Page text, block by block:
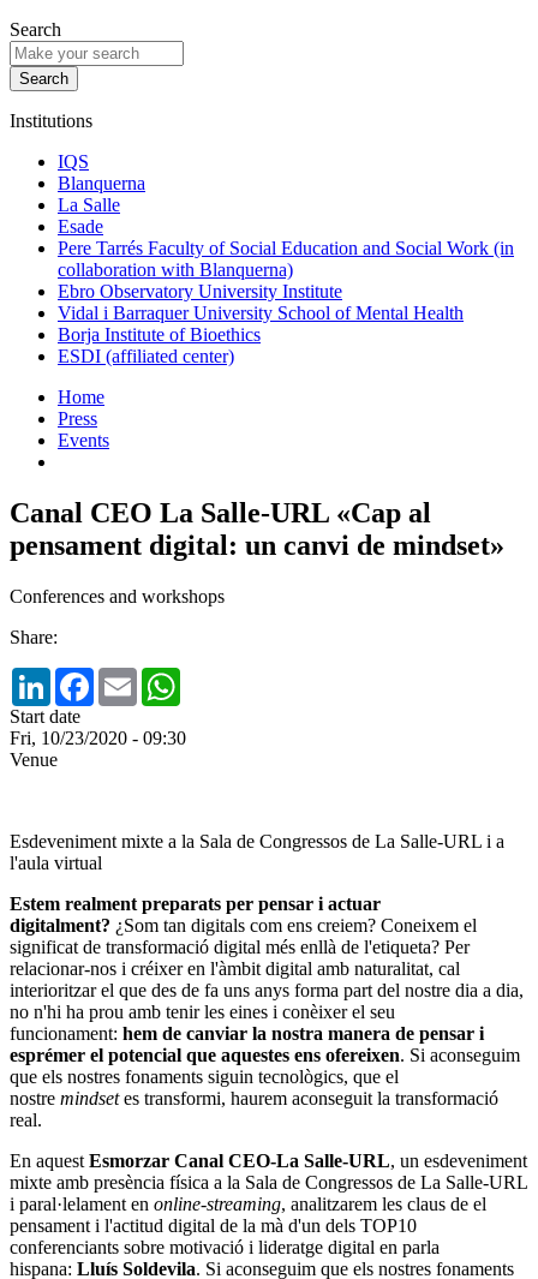
Search
Institutions
IQS
Blanquerna
La Salle
Esade
Pere Tarrés Faculty of Social Education and Social Work (in
collaboration with Blanquerna)
Ebro Observatory University Institute
Vidal i Barraquer University School of Mental Health
Borja Institute of Bioethics
ESDI (affiliated center)
Home
Press
Events
Canal CEO La Salle-URL «Cap al
pensament digital: un canvi de mindset»
Conferences and workshops
Share:
LinkedInFacebook
Email
Start date
Fri, 10/23/2020 - 09:30
Venue
Esdeveniment mixte a la Sala de Congressos de La Salle-URL i a
l'aula virtual
Estem realment preparats per pensar i actuar
digitalment? ¿Som tan digitals com ens creiem? Coneixem el
significat de transformació digital més enllà de l'etiqueta? Per
relacionar-nos i créixer en l'àmbit digital amb naturalitat, cal
interioritzar el que des de fa uns anys forma part del nostre dia a dia,
no n'hi ha prou amb tenir les eines i conèixer el seu
funcionament: hem de canviar la nostra manera de pensar i
esprémer el potencial que aquestes ens ofereixen. Si aconseguim
que els nostres fonaments siguin tecnològics, que el
nostre mindsetes transformi, haurem aconseguit la transformació
real.
En aquest Esmorzar Canal CEO-La Salle-URL, un esdeveniment
mixte amb presència física a la Sala de Congressos de La Salle-URL
i paral·lelament en online-streaming, analitzarem les claus de el
pensament i l'actitud digital de la mà d'un dels TOP10
conferenciants sobre motivació i lideratge digital en parla
hispana: Lluís Soldevila. Si aconseguim que els nostres fonaments